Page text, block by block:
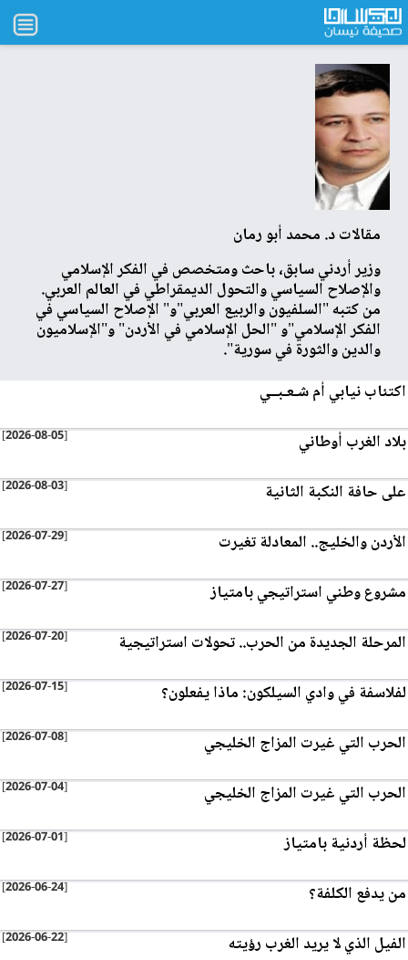
مقالاتد. محمد أبو رمان
وزير أردني سابق، باحث ومتخصص في الفكر الإسلامي
والإصلاح السياسي والتحول الديمقراطي في العالم العربي.
من كتبه "السلفيون والربيع العربي"و" الإصلاح السياسي في
الفكر الإسلامي"و "الحل الإسلامي في الأردن" و"الإسلاميون
والدين والثورة في سورية".
اكتئاب نيابي أم شـعـبــي
[2026-08-05] بلاد الغرب أوطاني
[2026-08-03] على حافة النكبة الثانية
[2026-07-29] الأردن والخليج.. المعادلة تغيرت
[2026-07-27] مشروع وطني استراتيجي بامتياز
[2026-07-20] المرحلة الجديدة من الحرب.. تحولات استراتيجية
[2026-07-15] لفلاسفة في وادي السيلكون: ماذا يفعلون؟
[2026-07-08] الحرب التي غيرت المزاج الخليجي
[2026-07-04] الحرب التي غيرت المزاج الخليجي
[2026-07-01] لحظة أردنية بامتياز
[2026-06-24] من يدفع الكلفة؟
[2026-06-22] الفيل الذي لا يريد الغرب رؤيته